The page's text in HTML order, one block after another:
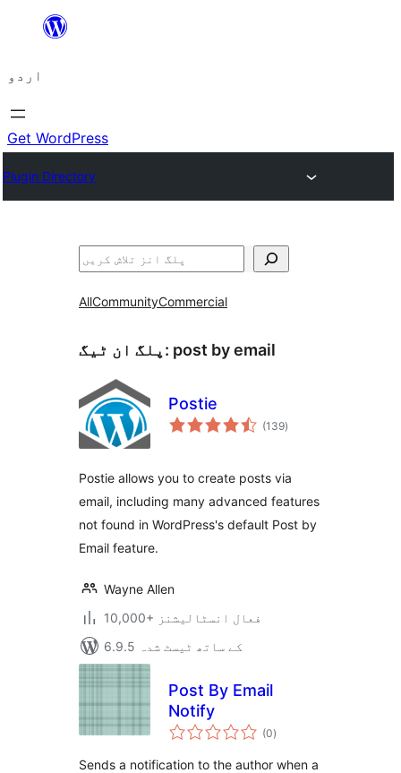
چھوڑیں
پر
جائیں
اردو
Get WordPress
Plugin Directory
تلاش
AllCommunityCommercial
پلگ ان ٹیگ: post by email
Postie
(139مجموعی
درجہ
)
Postie allows you to create posts via
email, including many advanced features
not found in WordPress's default Post by
Email feature.
Wayne Allen
10,000+ فعال انسٹالیشنز
6.9.5 کے ساتھ ٹیسٹ شدہ
Post By Email
Notify
(0مجموعی
درجہ
)
Sends a notification to the author when a